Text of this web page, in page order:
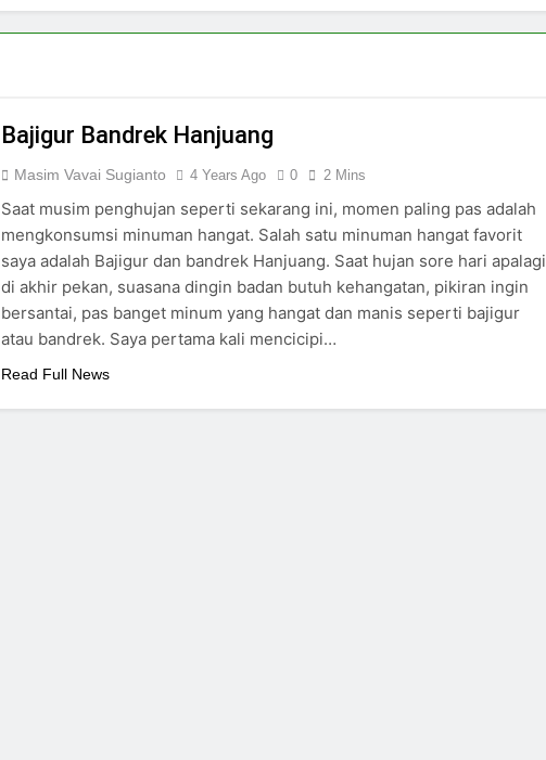
Bajigur Bandrek Hanjuang
Masim Vavai Sugianto 4 Years Ago 0 2 Mins
Saat musim penghujan seperti sekarang ini, momen paling pas adalah
mengkonsumsi minuman hangat. Salah satu minuman hangat favorit
saya adalah Bajigur dan bandrek Hanjuang. Saat hujan sore hari apalagi
di akhir pekan, suasana dingin badan butuh kehangatan, pikiran ingin
bersantai, pas banget minum yang hangat dan manis seperti bajigur
atau bandrek. Saya pertama kali mencicipi…
Read Full News